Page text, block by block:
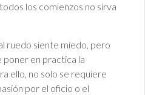
los comienzos no sirva
ruedo siente miedo, pero
poner en practica la
ello, no solo se requiere
por el oficio o el